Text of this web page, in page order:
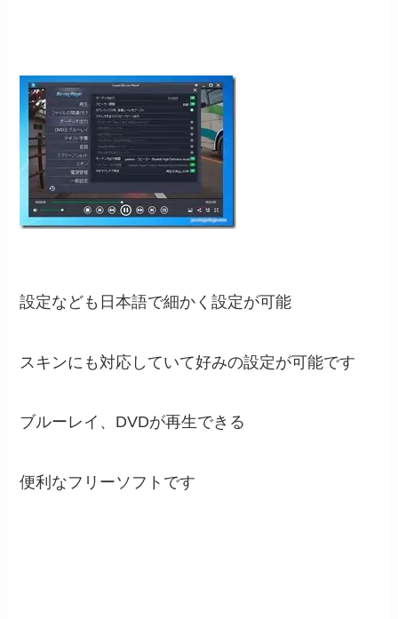
設定なども日本語で細かく設定が可能
スキンにも対応していて好みの設定が可能です
ブルーレイ、DVDが再生できる
便利なフリーソフトです